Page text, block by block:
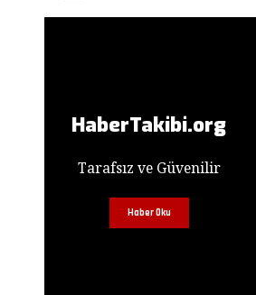
HaberTakibi.org
Tarafsız ve Güvenilir
Haber Oku